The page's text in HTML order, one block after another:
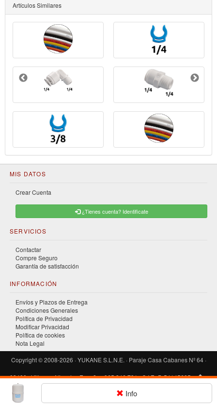
Artículos Similares
MIS DATOS
Crear Cuenta
¿Tienes cuenta? Identificate
SERVICIOS
Contactar
Compre Seguro
Garantía de satisfacción
INFORMACIÓN
Envíos y Plazos de Entrega
Condiciones Generales
Política de Privacidad
Modificar Privacidad
Política de cookies
Nota Legal
Copyright © 2008-2026 · YUKANE S.L.N.E. · Paraje Casa Cabanes Nº 64 ·
03400 · Villena · Alicante · España · 965 346 791 · C.I.F.: B-54145685
Info